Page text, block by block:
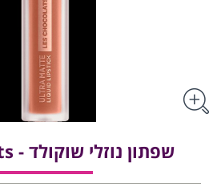
שפתון נוזלי שוקולד - Les Chocolats